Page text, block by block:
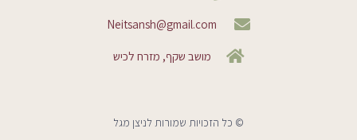
Neitsansh@gmail.com
מושב שקף, מזרח לכיש
© כל הזכויות שמורות לניצן מגל